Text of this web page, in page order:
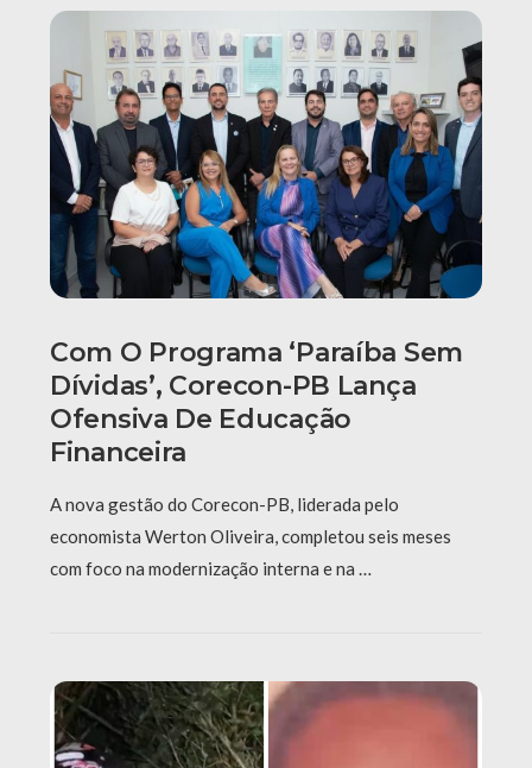
Com O Programa ‘Paraíba Sem
Dívidas’, Corecon-PB Lança
Ofensiva De Educação
Financeira
A nova gestão do Corecon-PB, liderada pelo
economista Werton Oliveira, completou seis meses
com foco na modernização interna e na …